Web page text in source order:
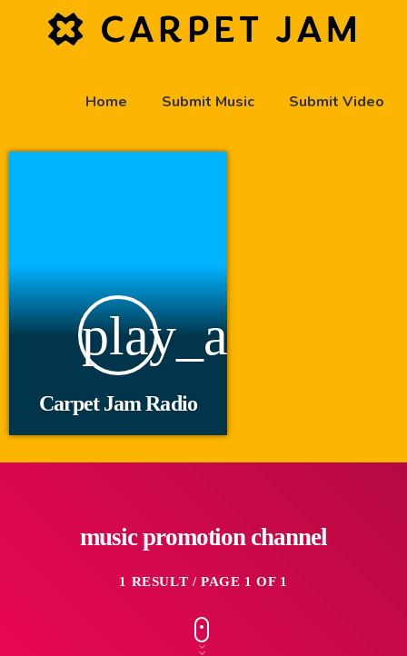
Home Submit Music Submit Video
play_arrow
Carpet Jam Radio
music promotion channel
1 RESULT / PAGE 1 OF 1